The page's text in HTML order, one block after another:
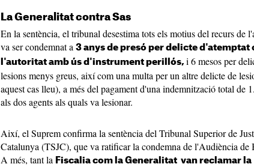
La Generalitat contra Sas
En la sentència, el tribunal desestima tots els motius del recurs de
va ser condemnat a 3 anys de presó per delicte d'atemptat
l'autoritat amb ús d'instrument perillós, i 6 mesos per
lesions menys greus, així com una multa per un altre delicte de
aquest cas lleu), a més del pagament d'una indemnització total de
als dos agents als quals va lesionar.
Així, el Suprem confirma la sentència del Tribunal Superior de
Catalunya (TSJC), que va ratificar la condemna de l'Audiència de
A més, tant la Fiscalia com la Generalitat van reclamar la